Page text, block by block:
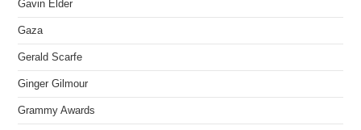
Gavin Elder
Gaza
Gerald Scarfe
Ginger Gilmour
Grammy Awards